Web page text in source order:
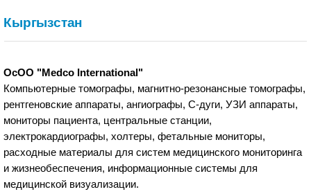
Кыргызстан
ОсОО "Medco International"
Компьютерные томографы, магнитно-резонансные томографы,
рентгеновские аппараты, ангиографы, С-дуги, УЗИ аппараты,
мониторы пациента, центральные станции,
электрокардиографы, холтеры, фетальные мониторы,
расходные материалы для систем медицинского мониторинга
и жизнеобеспечения, информационные системы для
медицинской визуализации.